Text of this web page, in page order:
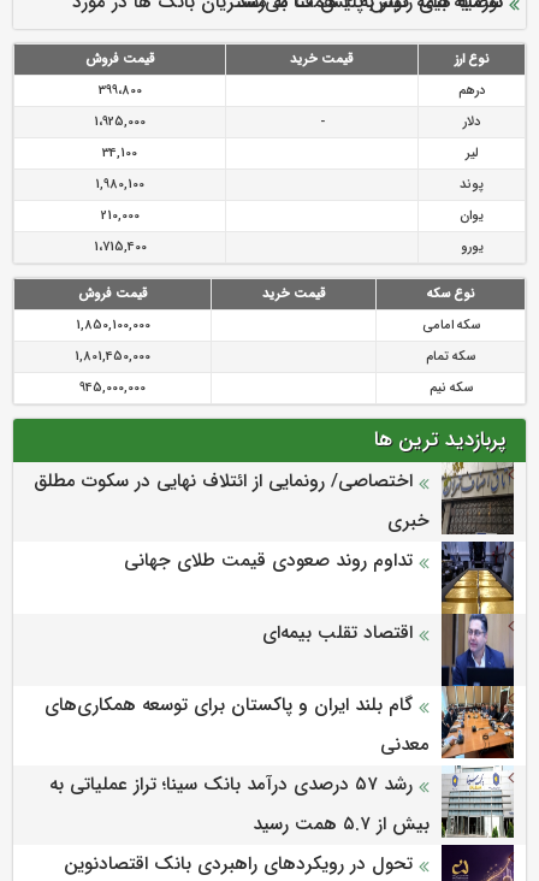
رازی
پیشگیری از سرقت های مجازی
نوع ارز قیمت خرید
قیمت فروش
درهم
399،800
دلار
-
1،925,000
لیر
34,100
پوند
1,980,100
یوان
210,000
یورو
1،715,400
نوع سکه قیمت خرید
قیمت فروش
سکه امامی
1,850,100,000
سکه تمام
1,801,450,000
سکه نیم
945,000,000
پربازدید ترین ها
اختصاصی/ رونمایی از ائتلاف‌ نهایی در سکوت مطلق
خبری
تداوم روند صعودی قیمت طلای جهانی
اقتصاد تقلب بیمه‌ای
گام بلند ایران و پاکستان برای توسعه همکاری‌های
معدنی
رشد ۵۷ درصدی درآمد بانک سینا؛ تراز عملیاتی به
بیش از ۵.۷ همت رسید
تحول در رویکردهای راهبردی بانک اقتصادنوین